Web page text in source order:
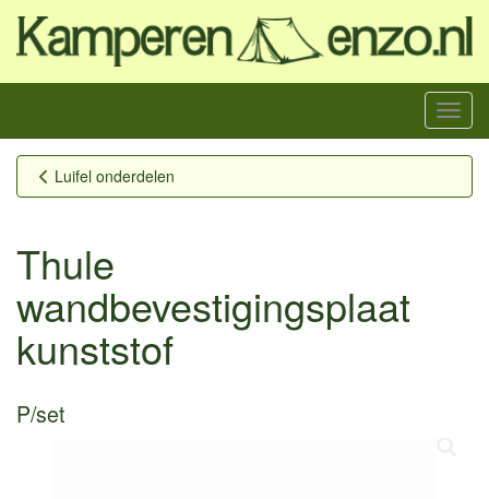
Menu
Luifel onderdelen
Thule
wandbevestigingsplaat
kunststof
P/set